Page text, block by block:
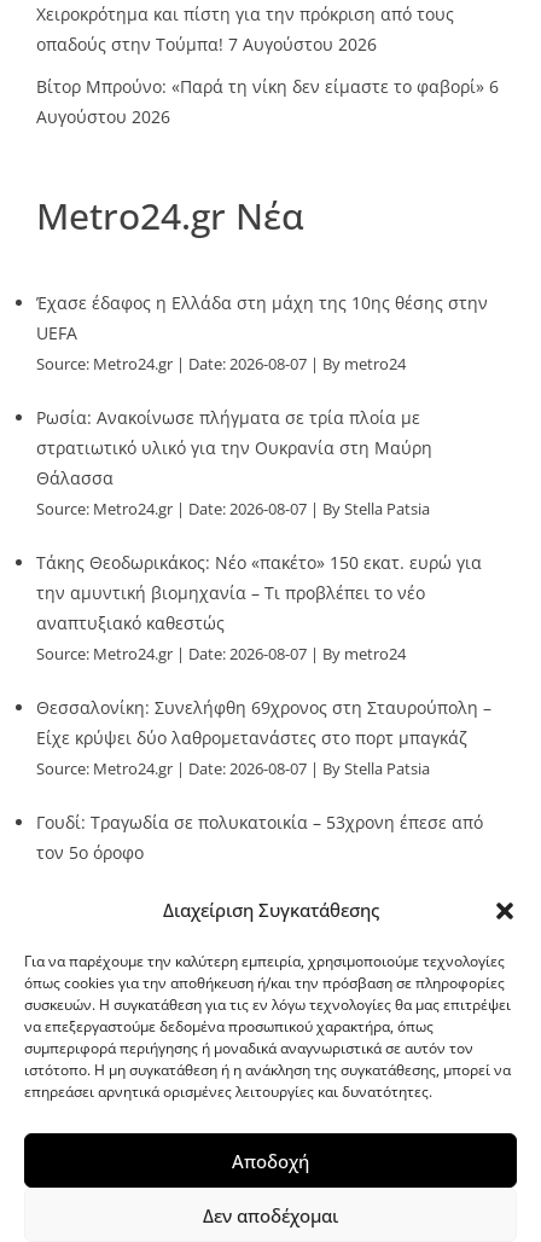
Διαχείριση Συγκατάθεσης
Για να παρέχουμε την καλύτερη εμπειρία, χρησιμοποιούμε τεχνολογίες
όπως cookies για την αποθήκευση ή/και την πρόσβαση σε πληροφορίες
συσκευών. Η συγκατάθεση για τις εν λόγω τεχνολογίες θα μας επιτρέψει
να επεξεργαστούμε δεδομένα προσωπικού χαρακτήρα, όπως
συμπεριφορά περιήγησης ή μοναδικά αναγνωριστικά σε αυτόν τον
ιστότοπο. Η μη συγκατάθεση ή η ανάκληση της συγκατάθεσης, μπορεί να
επηρεάσει αρνητικά ορισμένες λειτουργίες και δυνατότητες.
Αποδοχή
Δεν αποδέχομαι
Χειροκρότημα και πίστη για την πρόκριση από τους
οπαδούς στην Τούμπα! 7 Αυγούστου 2026
Βίτορ Μπρούνο: «Παρά τη νίκη δεν είμαστε το φαβορί» 6
Αυγούστου 2026
Metro24.gr Νέα
Έχασε έδαφος η Ελλάδα στη μάχη της 10ης θέσης στην
UEFA
Source: Metro24.gr Date: 2026-08-07 By metro24
Ρωσία: Ανακοίνωσε πλήγματα σε τρία πλοία με
στρατιωτικό υλικό για την Ουκρανία στη Μαύρη
Θάλασσα
Source: Metro24.gr Date: 2026-08-07 By Stella Patsia
Τάκης Θεοδωρικάκος: Νέο «πακέτο» 150 εκατ. ευρώ για
την αμυντική βιομηχανία – Τι προβλέπει το νέο
αναπτυξιακό καθεστώς
Source: Metro24.gr Date: 2026-08-07 By metro24
Θεσσαλονίκη: Συνελήφθη 69χρονος στη Σταυρούπολη –
Είχε κρύψει δύο λαθρομετανάστες στο πορτ μπαγκάζ
Source: Metro24.gr Date: 2026-08-07 By Stella Patsia
Γουδί: Τραγωδία σε πολυκατοικία – 53χρονη έπεσε από
τον 5ο όροφο
G-point.gr